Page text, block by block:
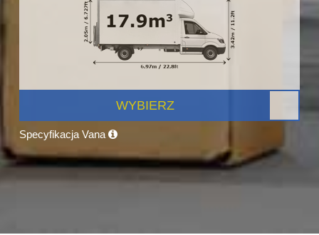
WYBIERZ
Specyfikacja Vana